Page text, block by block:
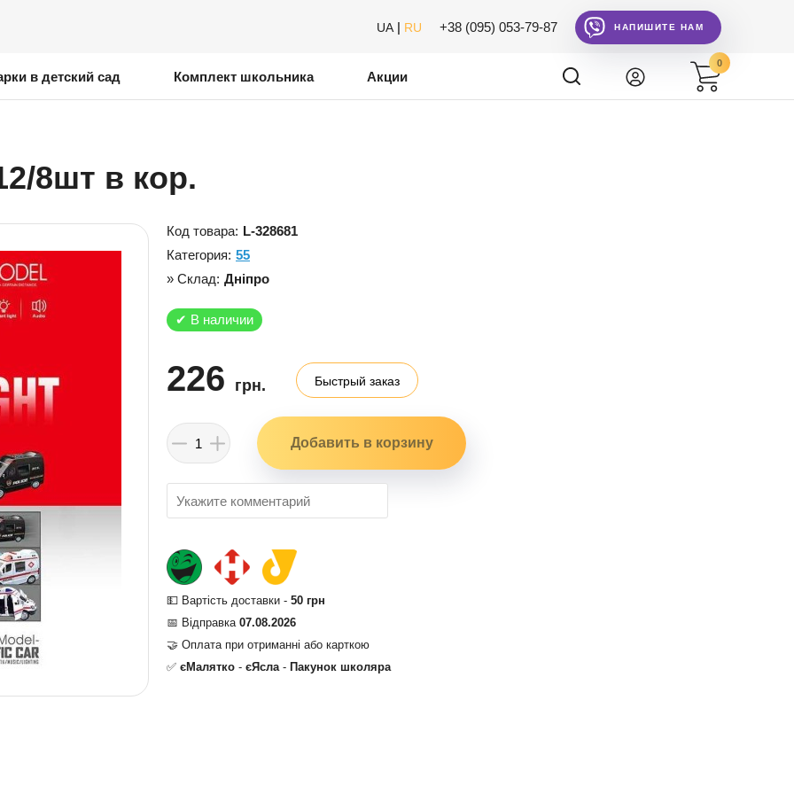
UA | RU +38 (095) 053-79-87 НАПИШИТЕ НАМ
в детский сад Комплект школьника Акции
0
8шт в кор.
Код товара: L-328681
Категория: 55
» Склад: Дніпро
✔ В наличии
226 грн. Быстрый заказ
💵 Вартість доставки - 50 грн
📅 Відправка 07.08.2026
🤝 Оплата при отриманні або карткою
✅ єМалятко - єЯсла- Пакунок школяра